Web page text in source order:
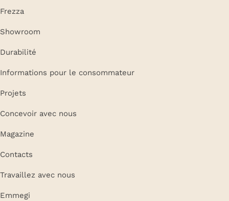
Frezza
Showroom
Durabilité
Informations pour le consommateur
Projets
Concevoir avec nous
Magazine
Contacts
Travaillez avec nous
Emmegi